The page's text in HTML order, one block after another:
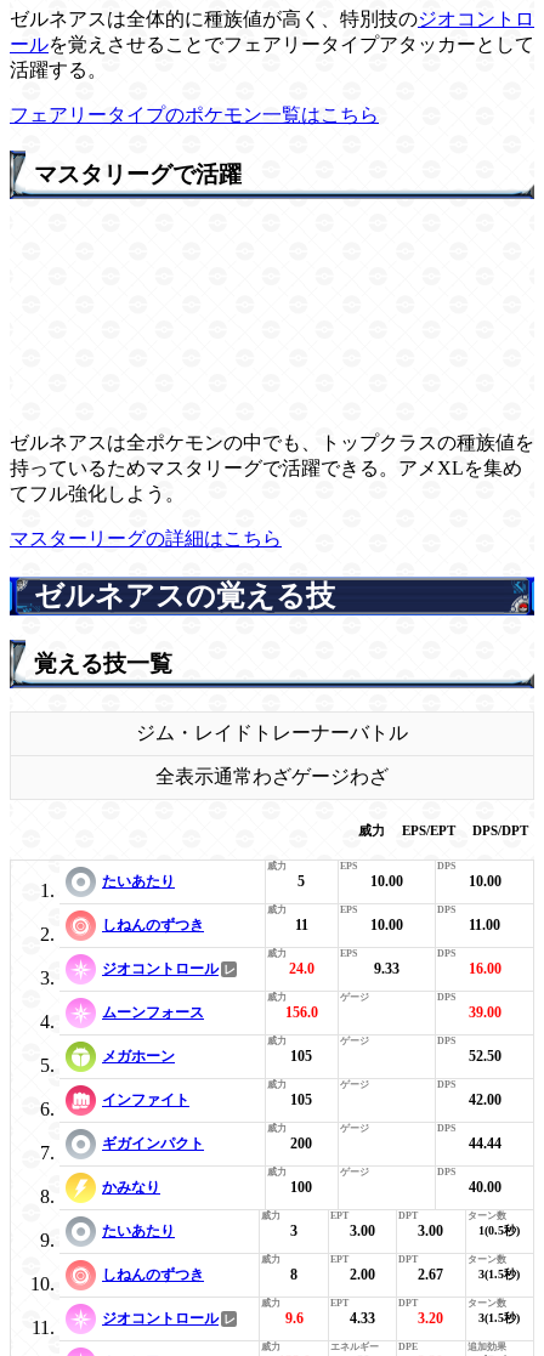
ゼルネアスは全体的に種族値が高く、特別技のジオコントロ
ールを覚えさせることでフェアリータイプアタッカーとして
活躍する。
フェアリータイプのポケモン一覧はこちら
マスタリーグで活躍
ゼルネアスは全ポケモンの中でも、トップクラスの種族値を
持っているためマスタリーグで活躍できる。アメXLを集め
てフル強化しよう。
マスターリーグの詳細はこちら
ゼルネアスの覚える技
覚える技一覧
ジム・レイド トレーナーバトル
全表示通常わざゲージわざ
威力 EPS/EPT DPS/DPT
たいあたり 5 10.00 10.00
しねんのずつき 11 10.00 11.00
ジオコントロール 24.0 9.33 16.00
ムーンフォース 156.0 39.00
メガホーン 105 52.50
インファイト 105 42.00
ギガインパクト 200 44.44
かみなり 100 40.00
たいあたり 3 3.00 3.00 1(0.5秒)
しねんのずつき 8 2.00 2.67 3(1.5秒)
ジオコントロール 9.6 4.33 3.20 3(1.5秒)